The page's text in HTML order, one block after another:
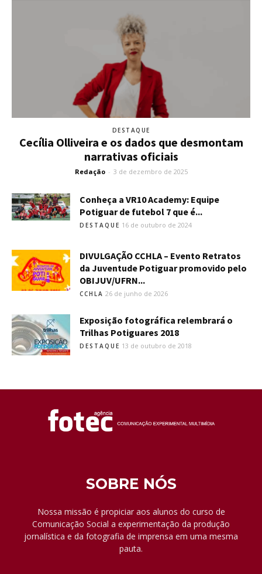
DESTAQUE
Cecília Olliveira e os dados que desmontam
narrativas oficiais
Redação - 3 de dezembro de 2025
Conheça a VR10 Academy: Equipe
Potiguar de futebol 7 que é...
DESTAQUE 16 de outubro de 2024
DIVULGAÇÃO CCHLA – Evento Retratos
da Juventude Potiguar promovido pelo
OBIJUV/UFRN...
CCHLA 26 de junho de 2026
Exposição fotográfica relembrará o
Trilhas Potiguares 2018
DESTAQUE 13 de outubro de 2018
SOBRE NÓS
Nossa missão é propiciar aos alunos do curso de
Comunicação Social a experimentação da produção
jornalística e da fotografia de imprensa em uma mesma
pauta.